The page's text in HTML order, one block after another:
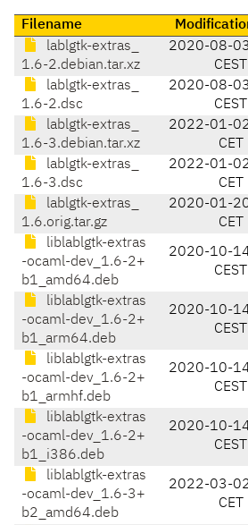
Filename
lablgtk-extras_
1.6-2.debian.tar.xz
2020-08-
CEST
lablgtk-extras_
1.6-2.dsc
2020-08-
CEST
lablgtk-extras_
1.6-3.debian.tar.xz
2022-01-
CET
lablgtk-extras_
1.6-3.dsc
2022-01-
CET
lablgtk-extras_
1.6.orig.tar.gz
2020-01-
CET
liblablgtk-extras
-ocaml-dev_1.6-2+
b1_amd64.deb
2020-10-
CEST
liblablgtk-extras
-ocaml-dev_1.6-2+
b1_arm64.deb
2020-10-
CEST
liblablgtk-extras
-ocaml-dev_1.6-2+
b1_armhf.deb
2020-10-
CEST
liblablgtk-extras
-ocaml-dev_1.6-2+
b1_i386.deb
2020-10-
CEST
liblablgtk-extras
-ocaml-dev_1.6-3+
b2_amd64.deb
2022-03-
CET